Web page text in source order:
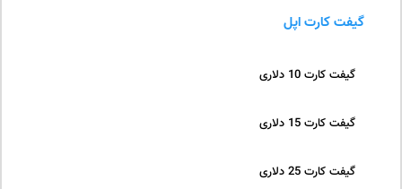
گیفت کارت اپل
گیفت کارت 10 دلاری
گیفت کارت 15 دلاری
گیفت کارت 25 دلاری